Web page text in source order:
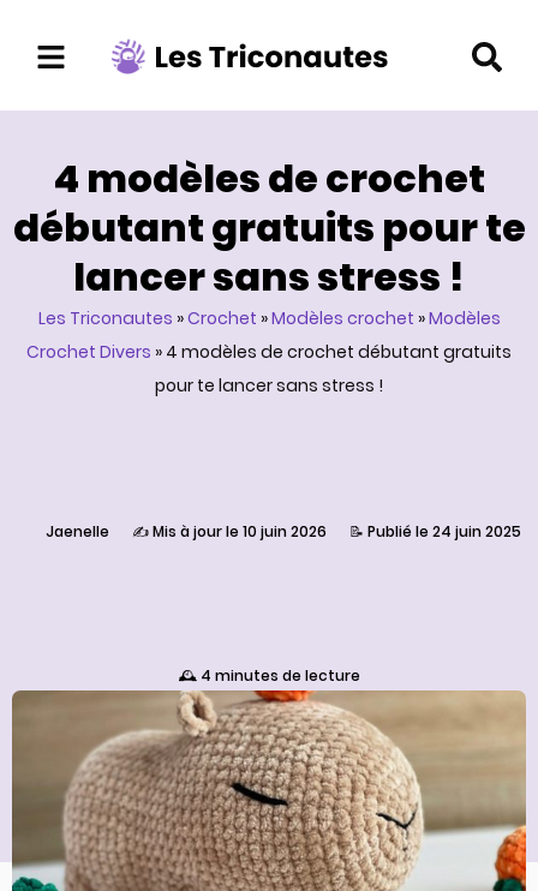
Aller
au
4 modèles de crochet
débutant gratuits pour te
lancer sans stress !
Les Triconautes »Crochet »Modèles crochet »Modèles
Crochet Divers » 4 modèles de crochet débutant gratuits
pour te lancer sans stress !
Jaenelle ✍️ Mis à jour le 10 juin 2026 📝 Publié le 24 juin 2025
🕰️ 4 minutes de lecture